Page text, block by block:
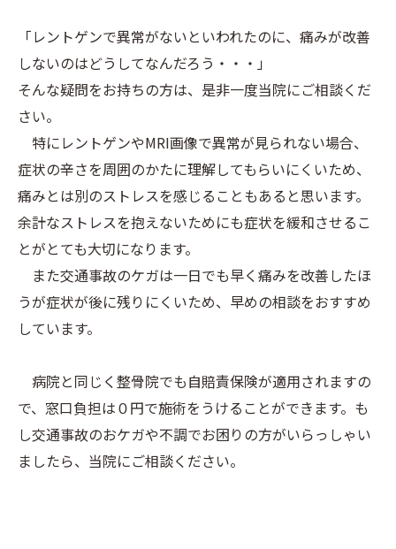
「レントゲンで異常がないといわれたのに、痛みが改善
しないのはどうしてなんだろう・・・」
そんな疑問をお持ちの方は、是非一度当院にご相談くだ
さい。
特にレントゲンやMRI画像で異常が見られない場合、
症状の辛さを周囲のかたに理解してもらいにくいため、
痛みとは別のストレスを感じることもあると思います。
余計なストレスを抱えないためにも症状を緩和させるこ
とがとても大切になります。
また交通事故のケガは一日でも早く痛みを改善したほ
うが症状が後に残りにくいため、早めの相談をおすすめ
しています。
病院と同じく整骨院でも自賠責保険が適用されますの
で、窓口負担は０円で施術をうけることができます。も
し交通事故のおケガや不調でお困りの方がいらっしゃい
ましたら、当院にご相談ください。